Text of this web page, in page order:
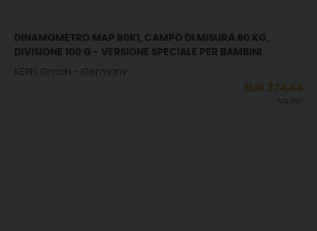
DINAMOMETRO MAP 80K1, CAMPO DI MISURA 80 KG,
DIVISIONE 100 G - VERSIONE SPECIALE PER BAMBINI
KERN GmbH - Germany
EUR 374,44
IVA incl.